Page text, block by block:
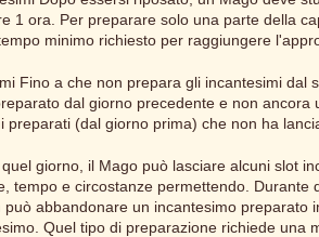
1 ora. Per preparare solo una parte della
minimo richiesto per raggiungere
Fino a che non prepara gli incantesimi
dal giorno precedente e non
preparati (dal giorno prima) che non ha
giorno, il Mago può lasciare alcuni slot
tempo e circostanze permettendo.
abbandonare un incantesimo
Quel tipo di preparazione richiede